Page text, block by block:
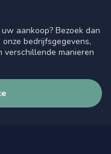
aankoop? Bezoek dan
bedrijfsgegevens,
manieren